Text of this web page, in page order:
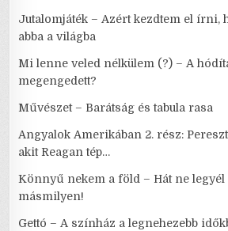
Jutalomjáték – Azért kezdtem el írni,
abba a világba
Mi lenne veled nélkülem (?) – A
megengedett?
Művészet – Barátság és tabula rasa
Angyalok Amerikában 2. rész:
akit Reagan tép…
Könnyű nekem a föld – Hát ne legyél
másmilyen!
Gettó – A színház a legnehezebb